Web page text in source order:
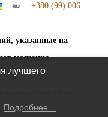
+380 (99) 006
указанные на
магазина
лучшего
Подробнее…